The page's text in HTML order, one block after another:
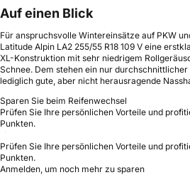
Auf einen Blick
Für anspruchsvolle Wintereinsätze auf PKW
Latitude Alpin LA2 255/55 R18 109 V eine
XL-Konstruktion mit sehr niedrigem
Schnee. Dem stehen ein nur
lediglich gute, aber nicht herausragende
Sparen Sie beim Reifenwechsel
Prüfen Sie Ihre persönlichen Vorteile und
Punkten.
Prüfen Sie Ihre persönlichen Vorteile und
Punkten.
Anmelden, um noch mehr zu sparen